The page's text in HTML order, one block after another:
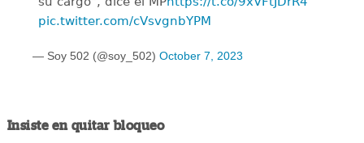
pic.twitter.com/cVsvgnbYPM
— Soy 502 (@soy_502) October 7, 2023
Insiste en quitar bloqueo